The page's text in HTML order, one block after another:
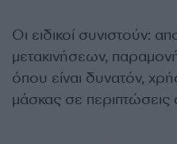
Οι ειδικοί συνιστούν:
μετακινήσεων,
όπου είναι δυνατόν,
μάσκας σε